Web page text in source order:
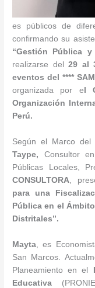
es públicos de
confirmando su
“Gestión Pública y
realizarse del29 al
eventos del ****
organizada por e l
Organización
Perú.
Según el Marco del
Taype, Consultor
Públicas Locales,
CONSULTORA ,
para una
Pública en el
Distritales”.
Mayta , es
San Marcos.
Planeamiento en el
Educativa